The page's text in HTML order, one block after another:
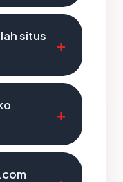
situs